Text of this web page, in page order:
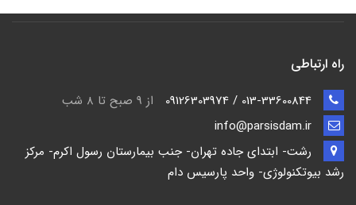
راه ارتباطی
از 9 صبح تا ۸ شب
رشت- ابتدای جاده تهران- جنب بیمارستان رسول اکرم- مرکز
رشد بیوتکنولوژی- واحد پارسیس دام